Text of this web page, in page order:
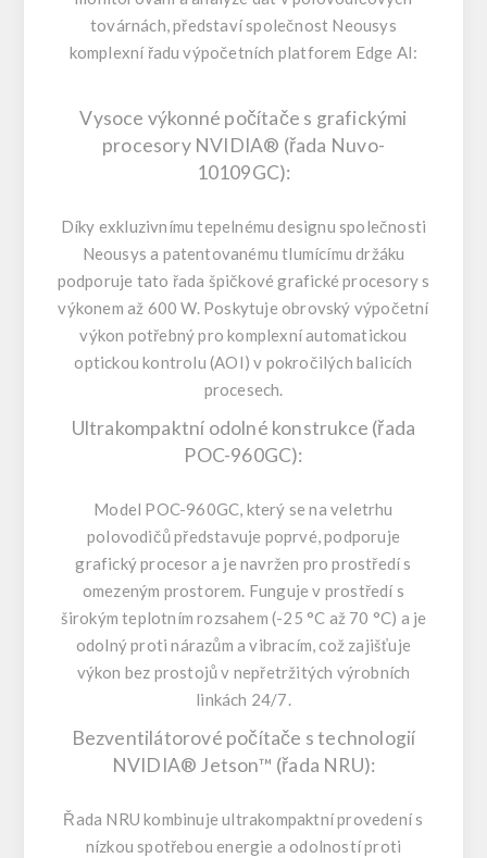
továrnách, představí společnost Neousys
komplexní řadu výpočetních platforem Edge AI:
Vysoce výkonné počítače s grafickými
procesory NVIDIA® (řada Nuvo-
10109GC):
Díky exkluzivnímu tepelnému designu společnosti
Neousys a patentovanému tlumícímu držáku
podporuje tato řada špičkové grafické procesory s
výkonem až 600 W. Poskytuje obrovský výpočetní
výkon potřebný pro komplexní automatickou
optickou kontrolu (AOI) v pokročilých balicích
procesech.
Ultrakompaktní odolné konstrukce (řada
POC-960GC):
Model POC-960GC, který se na veletrhu
polovodičů představuje poprvé, podporuje
grafický procesor a je navržen pro prostředí s
omezeným prostorem. Funguje v prostředí s
širokým teplotním rozsahem (-25 °C až 70 °C) a je
odolný proti nárazům a vibracím, což zajišťuje
výkon bez prostojů v nepřetržitých výrobních
linkách 24/7.
Bezventilátorové počítače s technologií
NVIDIA® Jetson™ (řada NRU):
Řada NRU kombinuje ultrakompaktní provedení s
nízkou spotřebou energie a odolností proti